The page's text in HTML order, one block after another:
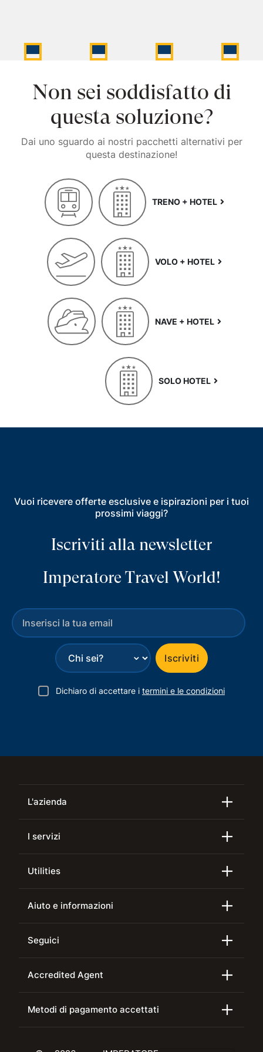
Non sei soddisfatto di
questa soluzione?
Dai uno sguardo ai nostri pacchetti alternativi per
questa destinazione!
TRENO + HOTEL
VOLO + HOTEL
NAVE + HOTEL
SOLO HOTEL
Vuoi ricevere offerte esclusive e ispirazioni per i tuoi
prossimi viaggi?
Iscriviti alla newsletter
Imperatore Travel World!
⌄ Iscriviti
Dichiaro di accettare i termini e le condizioni
L'azienda
I servizi
Utilities
Aiuto e informazioni
Seguici
Accredited Agent
Metodi di pagamento accettati